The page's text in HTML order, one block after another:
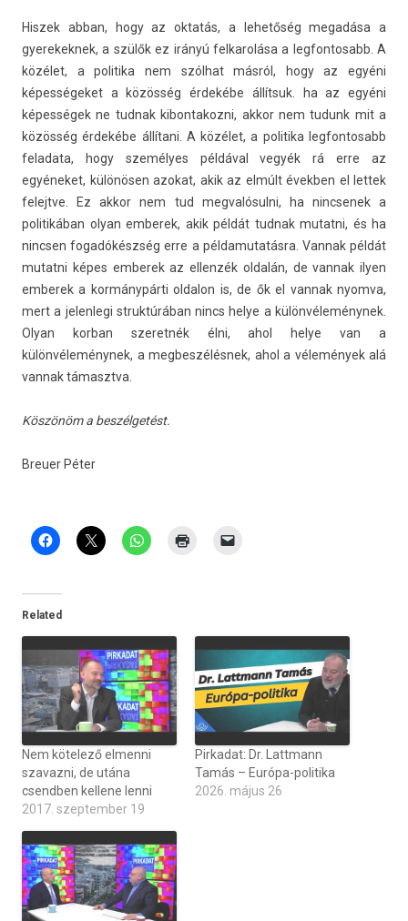
His­zek abban, hogy az oktatás, a lehetőség megadása a
gyerekek­nek, a szülők ez irányú fel­karolása a leg­fontosabb. A
közélet, a politika nem szólhat másról, hogy az egyéni
képességeket a közösség érdekébe állítsuk. ha az egyéni
képességek ne tud­nak kibon­takoz­ni, akkor nem tudunk mit a
közösség érdekébe állítani. A közélet, a politika leg­fontosabb
feladata, hogy személyes példával vegyék rá erre az
egyéneket, különösen azokat, akik az elmúlt évekb­en el let­tek
felejtve. Ez akkor nem tud meg­valósul­ni, ha nincsenek a
politikában olyan em­berek, akik példát tud­nak mutat­ni, és ha
nincs­en fogadókészség erre a pél­damutatás­ra. Van­nak példát
mutat­ni képes em­berek az el­lenzék oldalán, de van­nak ilyen
em­berek a kormánypárti ol­dalon is, de ők el van­nak nyom­va,
mert a jelen­legi struk­túrában nincs helye a különvéleménynek.
Olyan kor­ban szeret­nék élni, ahol helye van a
különvéleménynek, a meg­beszélés­nek, ahol a vélemények alá
van­nak támasztva.
Köszönöm a beszélgetést.
Breu­er Péter
Related
Nem kötelező elmenni
szavazni, de utána
csendben kellene lenni
2017. szeptember 19
Pirkadat: Dr. Lattmann
Tamás – Európa-politika
2026. május 26